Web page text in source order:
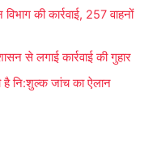
की कार्रवाई, 257 वाहनों
से लगाई कार्रवाई की गुहार
नि:शुल्क जांच का ऐलान